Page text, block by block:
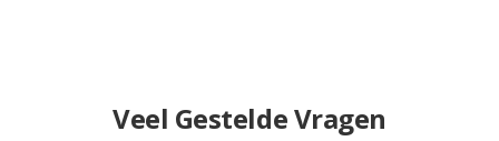
Veel Gestelde Vragen